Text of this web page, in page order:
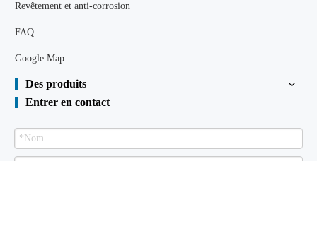
Revêtement et anti-corrosion
FAQ
Google Map
Des produits
Entrer en contact